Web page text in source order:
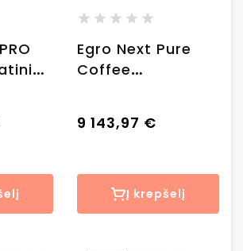
Egro Next Pure
Coffee
9 143,97 €
Į krepšelį